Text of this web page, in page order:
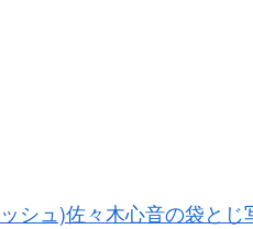
シュ)佐々木心音の袋と